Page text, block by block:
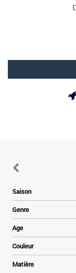
Saison
Genre
Age
Couleur
Matière